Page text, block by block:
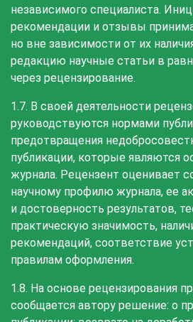
независимого специалиста.
рекомендации и отзывы
но вне зависимости от их
редакцию научные статьи в
через рецензирование.
1.7. В своей деятельности
руководствуются нормами
предотвращения
публикации, которые являются
журнала. Рецензент оценивает
научному профилю журнала, ее
и достоверность результатов,
практическую значимость,
рекомендаций, соответствие
правилам оформления.
1.8. На основе рецензирования
сообщается автору решение: о